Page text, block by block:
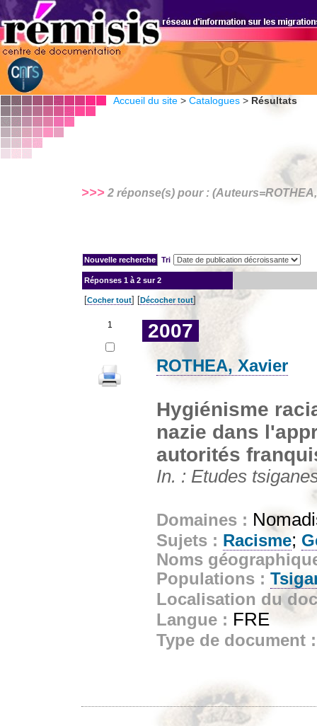
Accueil du site > Catalogues > Résultats
>>> 2 réponse(s) pour : (Auteurs=
Tri
Réponses 1 à 2 sur 2
[Cocher tout] [Décocher tout]
1 2007
ROTHEA, Xavier
Hygiénisme
nazie dans
autorités
In. : Etudes
Domaines :
Sujets : Racisme;
Noms
Populations :
Localisation du
Langue : FRE
Type de document